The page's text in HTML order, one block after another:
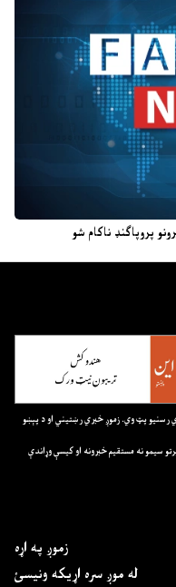
رسنيو پټ وي. زموږ خبري رښتيني او د پېښو
سيمو نه مستقيم خبرونه او کيسې وړاندې
زموږ په اړه
له موږ سره اړیکه ونیسئ